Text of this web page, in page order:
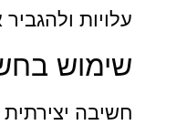
עלויות
שימוש